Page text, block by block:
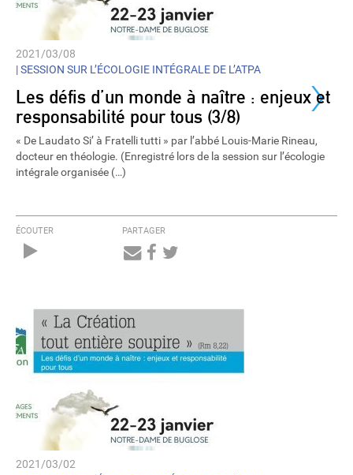
›
2021/03/08
|SESSION SUR L’ÉCOLOGIE INTÉGRALE DE L’ATPA
Les défis d’un monde à naître : enjeux et
responsabilité pour tous (3/8)
« De Laudato Si’ à Fratelli tutti » par l’abbé Louis-Marie Rineau,
docteur en théologie. (Enregistré lors de la session sur l’écologie
intégrale organisée (…)
ÉCOUTER PARTAGER
2021/03/02